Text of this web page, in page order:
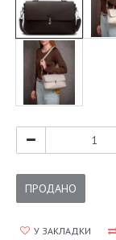
ПРОДАНО
У ЗАКЛАДКИ